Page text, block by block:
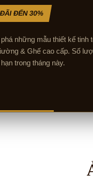
ĐẾN 30%
những mẫu thiết kế tinh
& Ghế cao cấp. Số
trong tháng này.